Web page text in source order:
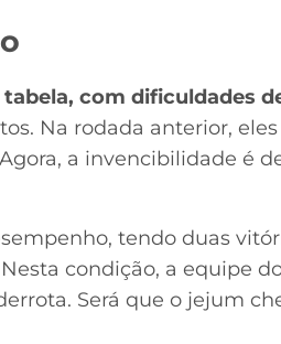
com dificuldades
Na rodada anterior,
a invencibilidade é
tendo duas
condição, a equipe
Será que o jejum